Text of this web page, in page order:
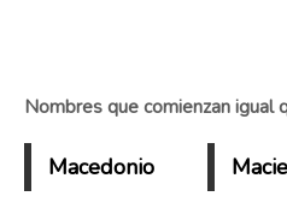
Nombres que comienzan igual
Macedonio